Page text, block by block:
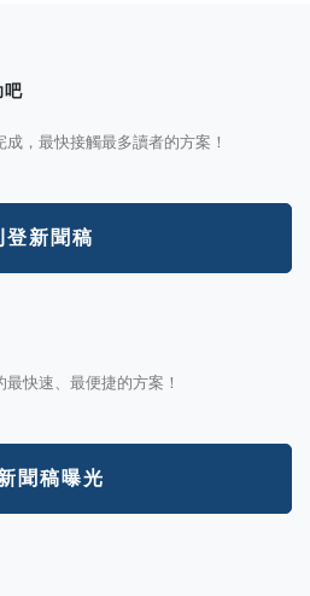
吧
，最快接觸最多讀者的方案！
登新聞稿
快速、最便捷的方案！
聞稿曝光